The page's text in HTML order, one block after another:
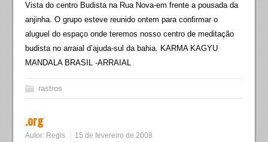
Vista do centro Budista na Rua Nova-em frente a pousada da
anjinha. O grupo esteve reunido ontem para confirmar o
aluguel do espaço onde teremos nosso centro de meditação
budista no arraial d’ajuda-sul da bahia. KARMA KAGYU
MANDALA BRASIL -ARRAIAL
rastros
.org
Autor: Regis 15 de fevereiro de 2008